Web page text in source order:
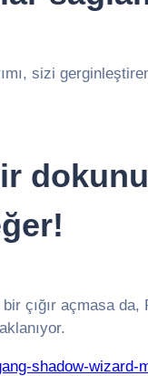
sizi
çığır açmasa
shadow-wizard-